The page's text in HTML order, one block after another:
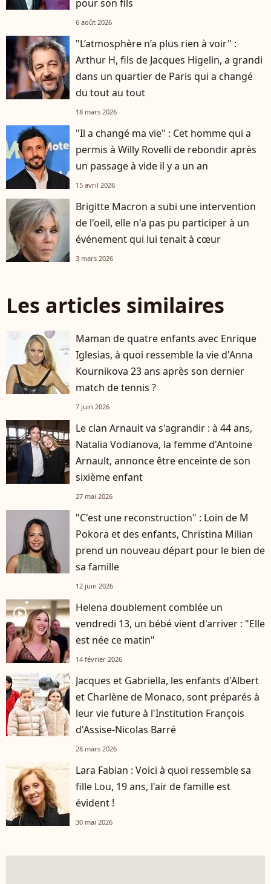
pour son fils
6 août 2026
"L’atmosphère n’a plus rien à voir" :
Arthur H, fils de Jacques Higelin, a grandi
dans un quartier de Paris qui a changé
du tout au tout
18 mars 2026
"Il a changé ma vie" : Cet homme qui a
permis à Willy Rovelli de rebondir après
un passage à vide il y a un an
15 avril 2026
Brigitte Macron a subi une intervention
de l'oeil, elle n'a pas pu participer à un
événement qui lui tenait à cœur
3 mars 2026
Les articles similaires
Maman de quatre enfants avec Enrique
Iglesias, à quoi ressemble la vie d'Anna
Kournikova 23 ans après son dernier
match de tennis ?
7 juin 2026
Le clan Arnault va s'agrandir : à 44 ans,
Natalia Vodianova, la femme d'Antoine
Arnault, annonce être enceinte de son
sixième enfant
27 mai 2026
"C'est une reconstruction" : Loin de M
Pokora et des enfants, Christina Milian
prend un nouveau départ pour le bien de
sa famille
12 juin 2026
player2
Helena doublement comblée un
vendredi 13, un bébé vient d'arriver : "Elle
est née ce matin"
14 février 2026
Jacques et Gabriella, les enfants d'Albert
et Charlène de Monaco, sont préparés à
leur vie future à l'Institution François
d'Assise-Nicolas Barré
28 mars 2026
Lara Fabian : Voici à quoi ressemble sa
fille Lou, 19 ans, l'air de famille est
évident !
30 mai 2026